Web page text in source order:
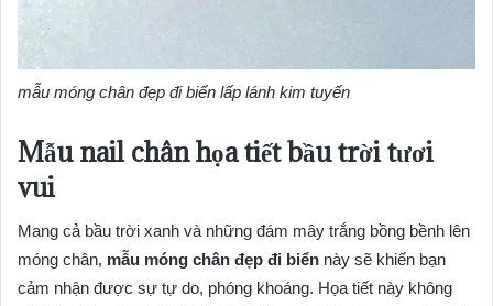
mẫu móng chân đẹp đi biển lấp lánh kim tuyến
Mẫu nail chân họa tiết bầu trời tươi
vui
Mang cả bầu trời xanh và những đám mây trắng bồng bềnh lên
móng chân, mẫu móng chân đẹp đi biển này sẽ khiến bạn
cảm nhận được sự tự do, phóng khoáng. Họa tiết này không